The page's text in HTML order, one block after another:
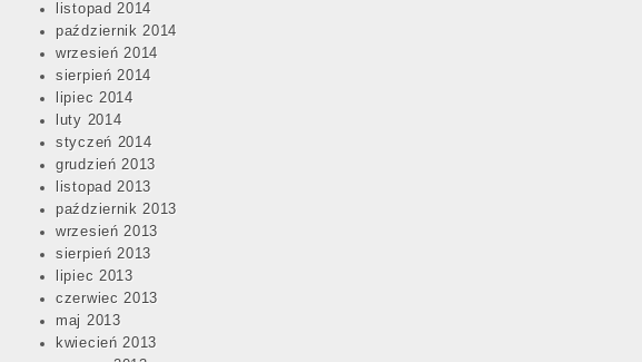
listopad 2014
październik 2014
wrzesień 2014
sierpień 2014
lipiec 2014
luty 2014
styczeń 2014
grudzień 2013
listopad 2013
październik 2013
wrzesień 2013
sierpień 2013
lipiec 2013
czerwiec 2013
maj 2013
kwiecień 2013